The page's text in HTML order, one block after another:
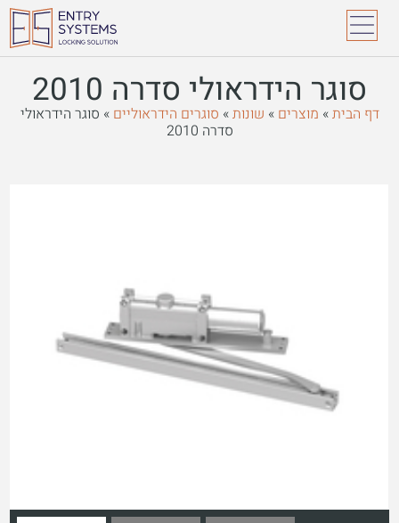
סוגר הידראולי סדרה 2010
דף הבית» מוצרים » שונות» סוגרים הידראוליים » סוגר הידראולי
סדרה 2010